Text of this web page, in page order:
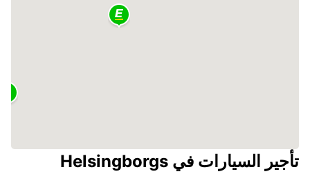
تأجير السيارات في Helsingborgs